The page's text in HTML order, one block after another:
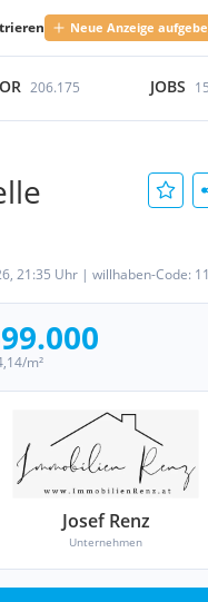
Neue Anzeige
206.175 JOBS
21:35 Uhr | willhaben-Code:
m²
Josef Renz
Unternehmen